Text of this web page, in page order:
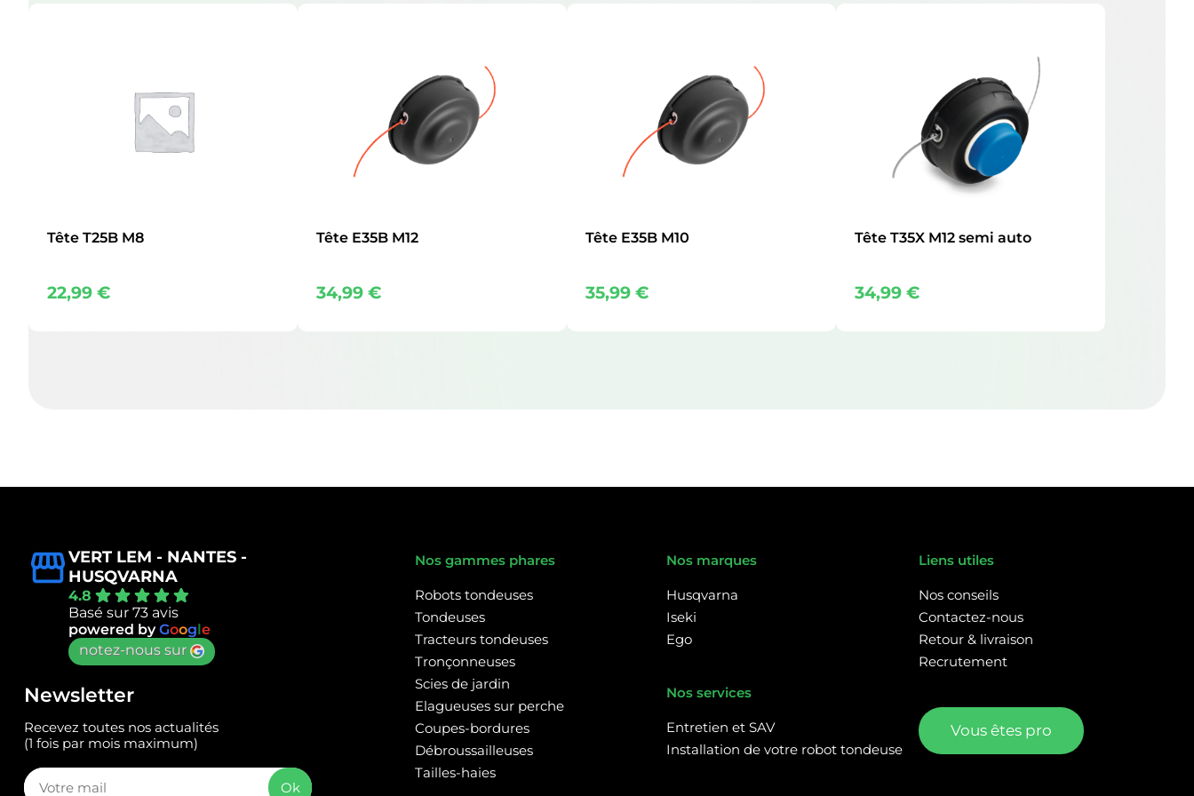
Tête T25B M8
22,99€
Tête E35B M12
34,99€
Tête E35B M10
35,99€
Tête T35X M12 semi auto
34,99€
VERT LEM - NANTES -
HUSQVARNA
4.8
Basé sur 73 avis
powered byGoogle
notez-nous sur
Newsletter
Recevez toutes nos actualités
(1 fois par mois maximum)
Nos gammes phares
Robots tondeuses
Tondeuses
Tracteurs tondeuses
Tronçonneuses
Scies de jardin
Elagueuses sur perche
Coupes-bordures
Débroussailleuses
Tailles-haies
Nos marques
Husqvarna
Iseki
Ego
Nos services
Entretien et SAV
Installation de votre robot tondeuse
Liens utiles
Nos conseils
Contactez-nous
Retour & livraison
Recrutement
Vous êtes pro